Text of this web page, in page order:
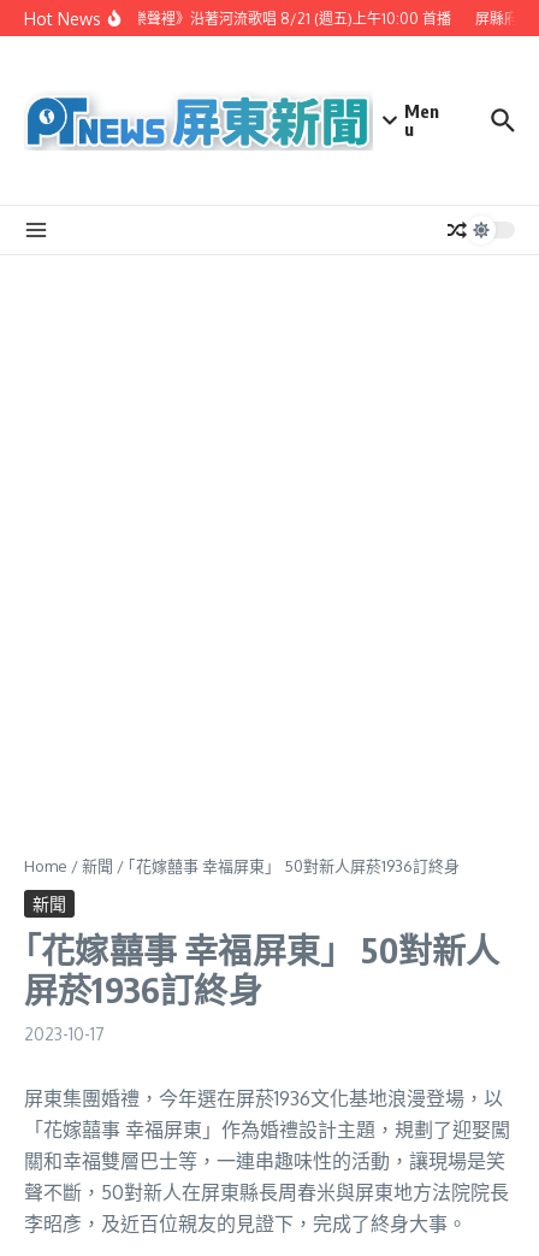
Skip to content
Hot News《 漫步樂聲裡》沿著河流歌唱 8/21 (週五)上午10:00 首播 屏縣府聯
Men
u
Home /新聞 / ｢花嫁囍事 幸福屏東」 50對新人屏菸1936訂終身
新聞
｢花嫁囍事 幸福屏東」 50對新人
屏菸1936訂終身
2023-10-17
屏東集團婚禮，今年選在屏菸1936文化基地浪漫登場，以
「花嫁囍事 幸福屏東」作為婚禮設計主題，規劃了迎娶闖
關和幸福雙層巴士等，一連串趣味性的活動，讓現場是笑
聲不斷，50對新人在屏東縣長周春米與屏東地方法院院長
李昭彥，及近百位親友的見證下，完成了終身大事。